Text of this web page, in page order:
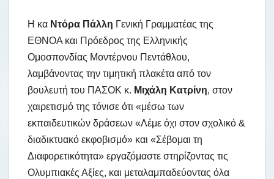
Η κα Ντόρα Πάλλη Γενική Γραμματέας της
ΕΘΝΟΑ και Πρόεδρος της Ελληνικής
Ομοσπονδίας Μοντέρνου Πεντάθλου,
λαμβάνοντας την τιμητική πλακέτα από τον
βουλευτή του ΠΑΣΟΚ κ. Μιχάλη Κατρίνη, στον
χαιρετισμό της τόνισε ότι «μέσω των
εκπαιδευτικών δράσεων «Λέμε όχι στον σχολικό &
διαδικτυακό εκφοβισμό» και «Σέβομαι τη
Διαφορετικότητα» εργαζόμαστε στηρίζοντας τις
Ολυμπιακές Αξίες, και μεταλαμπαδεύοντας όλα